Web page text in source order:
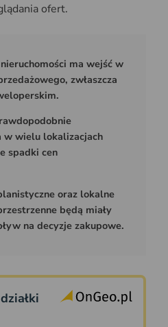
ofert.
ma wejść w
zwłaszcza
w wielu lokalizacjach
spadki cen
oraz lokalne
będą miały
na decyzje zakupowe.